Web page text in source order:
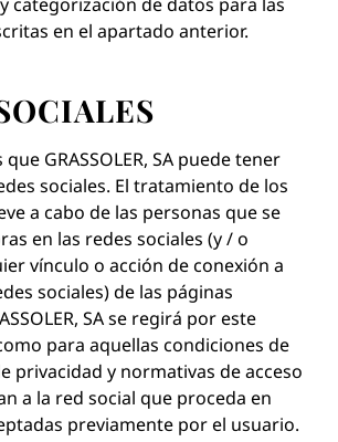
en el apartado anterior.
GRASSOLER, SA puede tener
sociales. El tratamiento de los
a cabo de las personas que se
en las redes sociales (y / o
vínculo o acción de conexión a
sociales) de las páginas
SA se regirá por este
para aquellas condiciones de
privacidad y normativas de acceso
a la red social que proceda en
previamente por el usuario.